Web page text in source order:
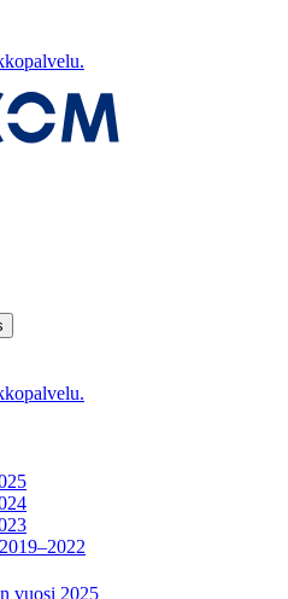
vuosi 2025